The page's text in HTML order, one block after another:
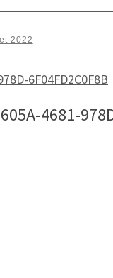
2022
4681-